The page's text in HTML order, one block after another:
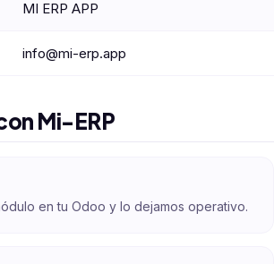
MI ERP APP
info@mi-erp.app
Mi-ERP
en tu Odoo y lo dejamos operativo.